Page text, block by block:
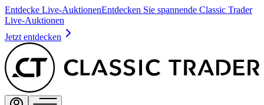
Entdecke Live-AuktionenEntdecken Sie spannende Classic Trader
Live-Auktionen
Jetzt entdecken